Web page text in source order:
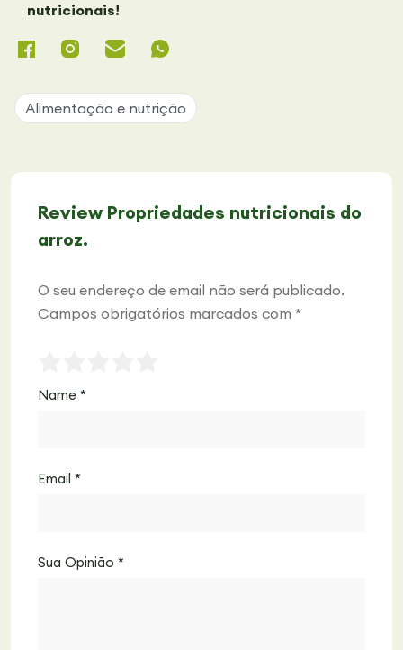
nutricionais!
Alimentação e nutrição
Review Propriedades nutricionais do
arroz.
O seu endereço de email não será publicado.
Campos obrigatórios marcados com *
Name *
Email *
Sua Opinião *